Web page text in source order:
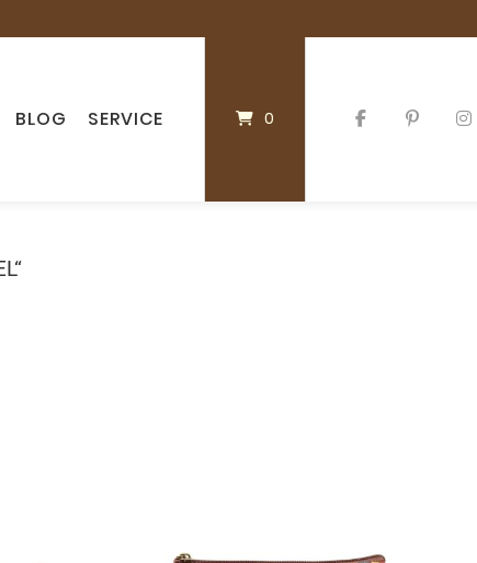
BLOG SERVICE 0